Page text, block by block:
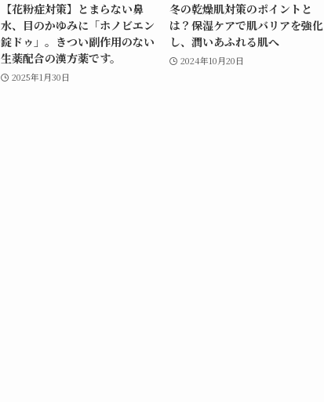
【花粉症対策】とまらない鼻
水、目のかゆみに「ホノビエン
錠ドゥ」。きつい副作用のない
生薬配合の漢方薬です。
2025年1月30日
冬の乾燥肌対策のポイントと
は？保湿ケアで肌バリアを強化
し、潤いあふれる肌へ
2024年10月20日